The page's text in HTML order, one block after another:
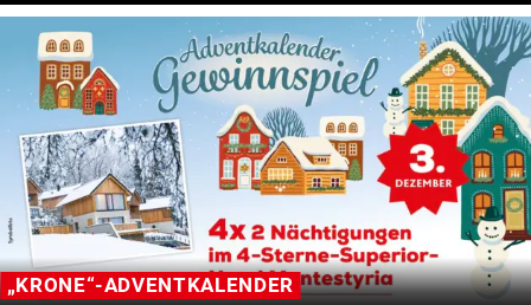
„KRONE“-ADVENTKALENDER